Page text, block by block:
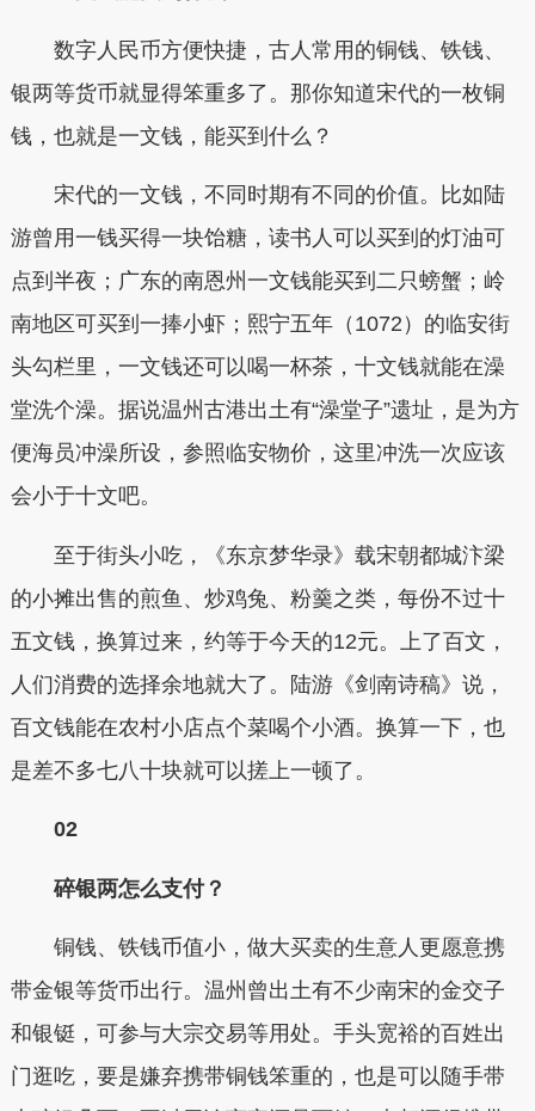
数字人民币方便快捷，古人常用的铜钱、铁钱、
银两等货币就显得笨重多了。 那你知道宋代的一枚铜
钱，也就是一文钱，能买到什么？
宋代的一文钱，不同时期有不同的价值。比如陆
游曾用一钱买得一块饴糖，读书人可以买到的灯油可
点到半夜；广东的南恩州一文钱能买到二只螃蟹；岭
南地区可买到一捧小虾；熙宁五年（1072）的临安街
头勾栏里，一文钱还可以喝一杯茶，十文钱就能在澡
堂洗个澡。据说温州古港出土有“澡堂子”遗址，是为方
便海员冲澡所设，参照临安物价，这里冲洗一次应该
会小于十文吧。
至于街头小吃，《东京梦华录》载宋朝都城汴梁
的小摊出售的煎鱼、炒鸡兔、粉羹之类，每份不过十
五文钱，换算过来，约等于今天的12元。
上了百文，
人们消费的选择余地就大了。
陆游《剑南诗稿》说，
百文钱能在农村小店点个菜喝个小酒。换算一下，也
是差不多七八十块就可以搓上一顿了。
02
碎银两怎么支付？
铜钱、铁钱币值小，做大买卖的生意人更愿意携
带金银等货币出行。温州曾出土有不少南宋的金交子
和银铤，可参与大宗交易等用处。手头宽裕的百姓出
门逛吃，要是嫌弃携带铜钱笨重的，也是可以随手带